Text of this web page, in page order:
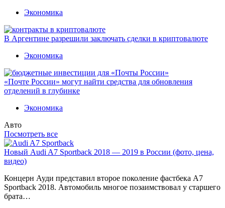
Экономика
В Аргентине разрешили заключать сделки в криптовалюте
Экономика
«Почте России» могут найти средства для обновления
отделений в глубинке
Экономика
Авто
Посмотреть все
Новый Audi A7 Sportback 2018 — 2019 в России (фото, цена,
видео)
Концерн Ауди представил второе поколение фастбека A7
Sportback 2018. Автомобиль многое позаимствовал у старшего
брата…